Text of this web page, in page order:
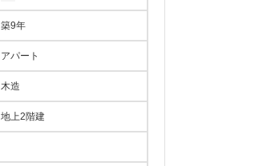
築9年
アパート
木造
地上2階建